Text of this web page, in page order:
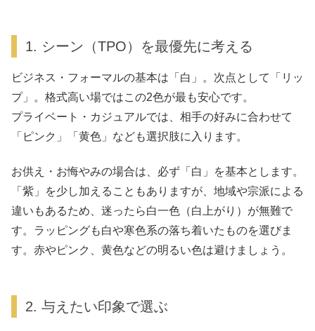
1. シーン（TPO）を最優先に考える
ビジネス・フォーマルの基本は「白」。次点として「リッ
プ」。格式高い場ではこの2色が最も安心です。
プライベート・カジュアルでは、相手の好みに合わせて
「ピンク」「黄色」なども選択肢に入ります。
お供え・お悔やみの場合は、必ず「白」を基本とします。
「紫」を少し加えることもありますが、地域や宗派による
違いもあるため、迷ったら白一色（白上がり）が無難で
す。ラッピングも白や寒色系の落ち着いたものを選びま
す。赤やピンク、黄色などの明るい色は避けましょう。
2. 与えたい印象で選ぶ